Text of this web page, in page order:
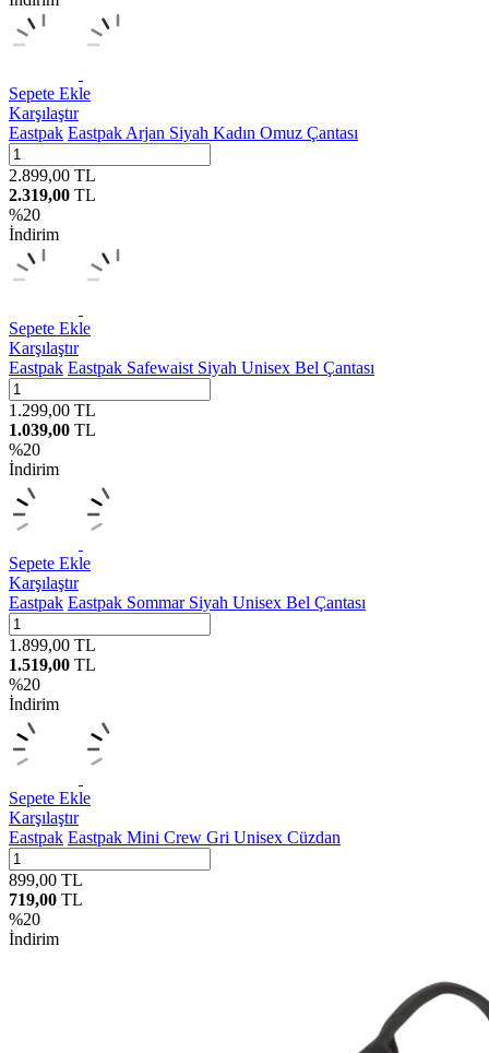
Sepete Ekle
Karşılaştır
Eastpak Eastpak Arjan Siyah Kadın Omuz Çantası
2.899,00 TL
2.319,00 TL
%20
İndirim
Sepete Ekle
Karşılaştır
Eastpak Eastpak Safewaist Siyah Unisex Bel Çantası
1.299,00 TL
1.039,00 TL
%20
İndirim
Sepete Ekle
Karşılaştır
Eastpak Eastpak Sommar Siyah Unisex Bel Çantası
1.899,00 TL
1.519,00 TL
%20
İndirim
Sepete Ekle
Karşılaştır
Eastpak Eastpak Mini Crew Gri Unisex Cüzdan
899,00 TL
719,00 TL
%20
İndirim